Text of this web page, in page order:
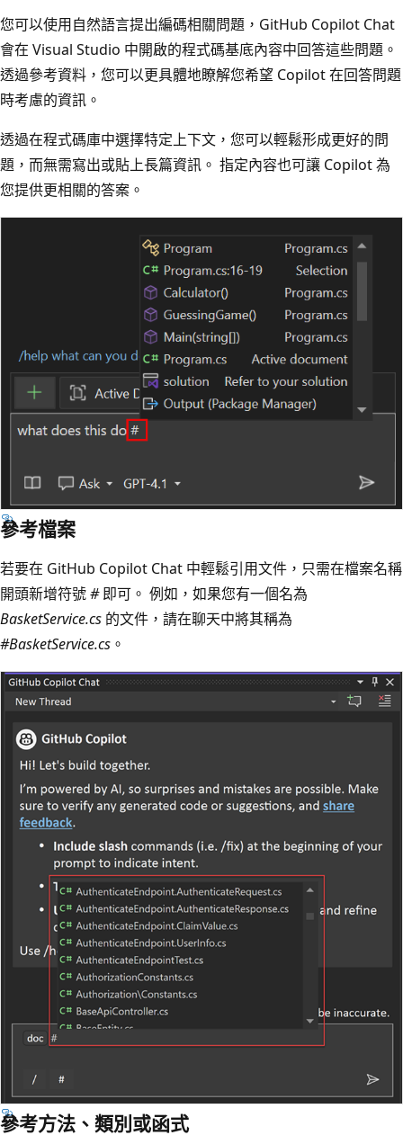
您可以使用自然語言提出編碼相關問題，GitHub Copilot Chat
會在 Visual Studio 中開啟的程式碼基底內容中回答這些問題。
透過參考資料，您可以更具體地瞭解您希望 Copilot 在回答問題
時考慮的資訊。
透過在程式碼庫中選擇特定上下文，您可以輕鬆形成更好的問
題，而無需寫出或貼上長篇資訊。 指定內容也可讓 Copilot 為
您提供更相關的答案。
參考檔案
若要在 GitHub Copilot Chat 中輕鬆引用文件，只需在檔案名稱
開頭新增符號#即可。 例如，如果您有一個名為
BasketService.cs 的文件，請在聊天中將其稱為
#BasketService.cs 。
參考方法、類別或函式